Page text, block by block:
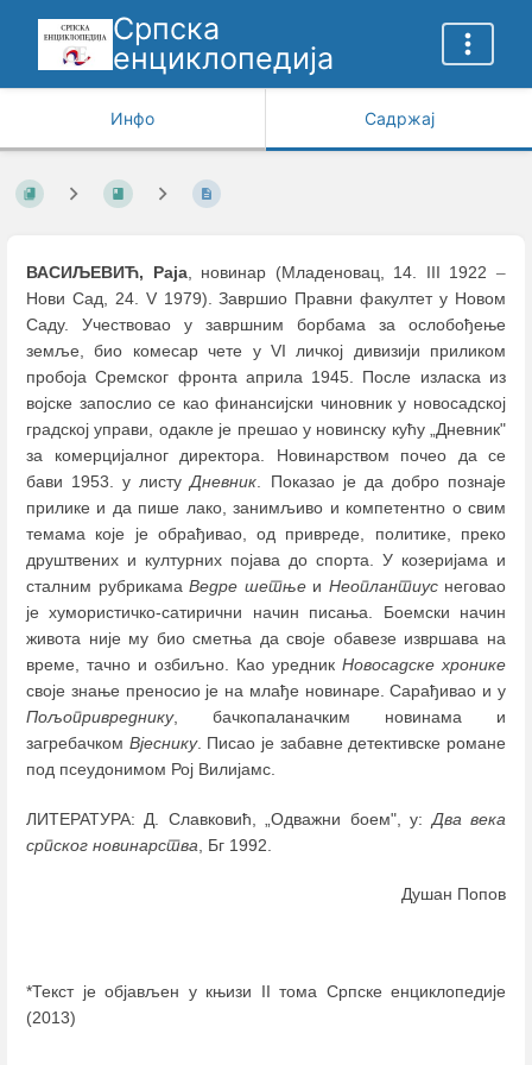
Српска
енциклопедија
Инфо Садржај
ВАСИЉЕВИЋ, Раја, новинар (Младеновац, 14. III 1922–
Нови Сад, 24. V 1979). Завршио Правни факултет у Новом
Саду. Учествовао у завршним борбама за ослобођење
земље, био комесар чете у VI личкој дивизији приликом
пробоја Сремског фронта априла 1945. После изласка из
војске запослио се као финансијски чиновник у новосадској
градској управи, одакле је прешао у новинску кућу „Дневник"
за комерцијалног директора. Новинарством почео да се
бави 1953. у листуДневник. Показао је да добро познаје
прилике и да пише лако, занимљиво и компетентно о свим
темама које је обрађивао, од привреде, политике, преко
друштвених и културних појава до спорта. У козеријама и
сталним рубрикама Ведре шетњеи Неоплантиуснеговао
је хумористичко-сатирични начин писања. Боемски начин
живота није му био сметња да своје обавезе извршава на
време, тачно и озбиљно. Као уредник Новосадске хронике
своје знање преносио је на млађе новинаре. Сарађивао и у
Пољопривреднику, бачкопаланачким новинама и
загребачком Вјеснику. Писао је забавне детективске романе
под псеудонимом Рој Вилијамс.
ЛИТЕРАТУРА: Д. Славковић, „Одважни боем", у: Два века
српског новинарства , Бг 1992.
Душан Попов
*Текст је објављен у књизи II тома Српске енциклопедије
(2013)